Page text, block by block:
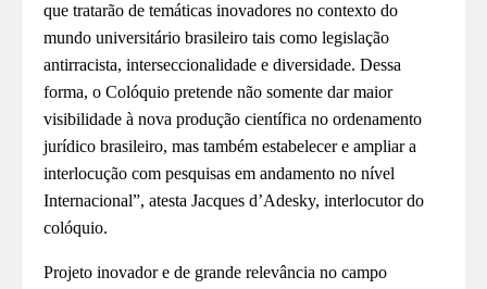
que tratarão de temáticas inovadores no contexto do
mundo universitário brasileiro tais como legislação
antirracista, interseccionalidade e diversidade. Dessa
forma, o Colóquio pretende não somente dar maior
visibilidade à nova produção científica no ordenamento
jurídico brasileiro, mas também estabelecer e ampliar a
interlocução com pesquisas em andamento no nível
Internacional”, atesta Jacques d’Adesky, interlocutor do
colóquio.
Projeto inovador e de grande relevância no campo